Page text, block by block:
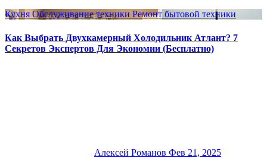
Кухня Обслуживание техники Ремонт бытовой техники
Как Выбрать Двухкамерный Холодильник Атлант? 7
Секретов Экспертов Для Экономии (Бесплатно)
Алексей Романов Фев 21, 2025